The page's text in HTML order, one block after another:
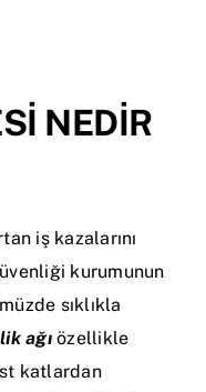
NEDİR
iş kazalarını
kurumunun
sıklıkla
ağıözellikle
katlardan